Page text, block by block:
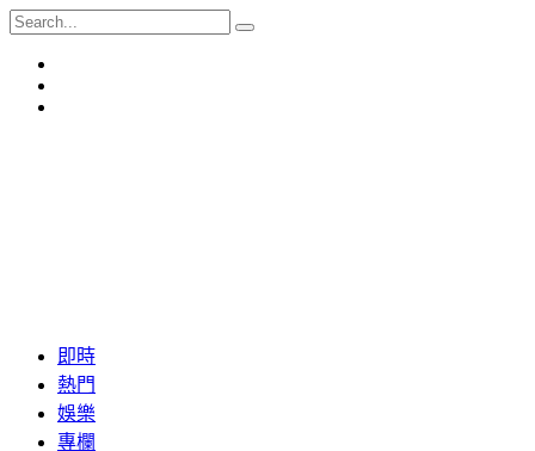
即時
熱門
娛樂
專欄